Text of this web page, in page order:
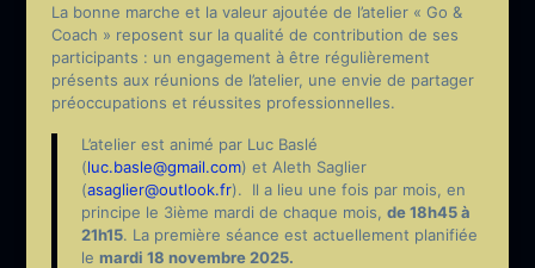
La bonne marche et la valeur ajoutée de l’atelier « Go &
Coach » reposent sur la qualité de contribution de ses
participants : un engagement à être régulièrement
présents aux réunions de l’atelier, une envie de partager
préoccupations et réussites professionnelles.
L’atelier est animé par Luc Baslé
(luc.basle@gmail.com) et Aleth Saglier
(asaglier@outlook.fr). Il a lieu une fois par mois, en
principe le 3ième mardi de chaque mois, de 18h45 à
21h15. La première séance est actuellement planifiée
le mardi 18 novembre 2025.